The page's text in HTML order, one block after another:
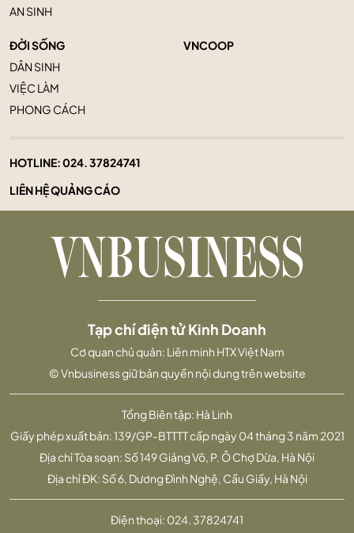
AN SINH
ĐỜI SỐNG
DÂN SINH
VIỆC LÀM
PHONG CÁCH
VNCOOP
HOTLINE:024. 37824741
LIÊN HỆ QUẢNG CÁO
Tổng Biên tập: Hà Linh
Giấy phép xuất bản: 139/GP-BTTTT cấp ngày 04 tháng 3 năm 2021
Địa chỉ Tòa soạn: Số 149 Giảng Võ, P. Ô Chợ Dừa, Hà Nội
Địa chỉ ĐK: Số 6, Dương Đình Nghệ, Cầu Giấy, Hà Nội
Tạp chí điện tử Kinh Doanh
Cơ quan chủ quản: Liên minh HTX Việt Nam
© Vnbusiness giữ bản quyền nội dung trên website
Điện thoại: 024. 37824741